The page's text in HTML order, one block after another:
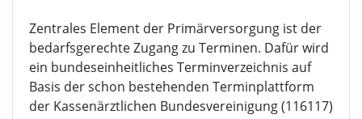
Zentrales Element der Primärversorgung ist der
bedarfsgerechte Zugang zu Terminen. Dafür wird
ein bundeseinheitliches Terminverzeichnis auf
Basis der schon bestehenden Terminplattform
der Kassenärztlichen Bundesvereinigung (116117)